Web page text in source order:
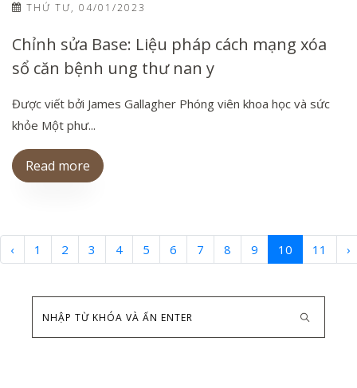
THỨ TƯ, 04/01/2023
Chỉnh sửa Base: Liệu pháp cách mạng xóa
sổ căn bệnh ung thư nan y
Được viết bởi James Gallagher Phóng viên khoa học và sức
khỏe Một phư...
Read more
‹ 1 2 3 4 5 6 7 8 9 10 11 ›